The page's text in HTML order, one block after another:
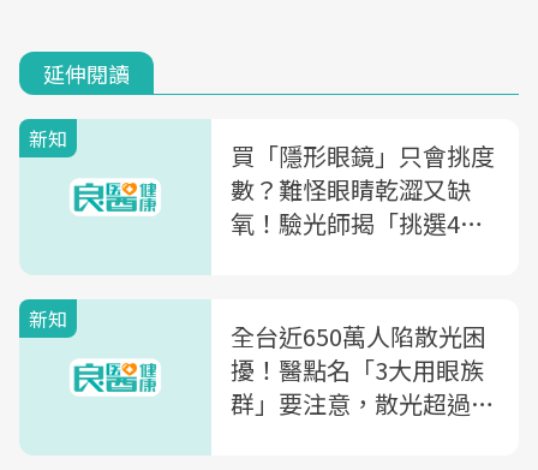
延伸閱讀
新知
買「隱形眼鏡」只會挑度
數？難怪眼睛乾澀又缺
氧！驗光師揭「挑選4關
新知
全台近650萬人陷散光困
擾！醫點名「3大用眼族
群」要注意，散光超過